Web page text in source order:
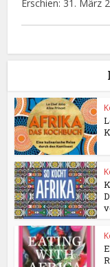
Erschien: 31. März